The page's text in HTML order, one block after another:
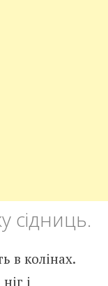
сідниць.
в колінах.
і